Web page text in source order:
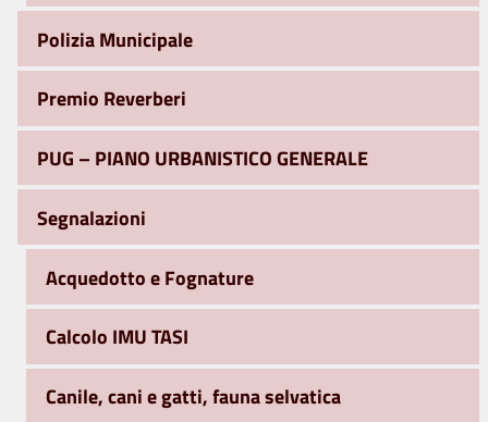
Polizia Municipale
Premio Reverberi
PUG – PIANO URBANISTICO GENERALE
Segnalazioni
Acquedotto e Fognature
Calcolo IMU TASI
Canile, cani e gatti, fauna selvatica